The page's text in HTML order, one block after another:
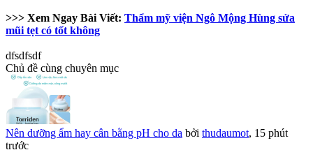
>>> Xem Ngay Bài Viết: Thẩm mỹ viện Ngô Mộng Hùng sửa
mũi tẹt có tốt không
dfsdfsdf
Chủ đề cùng chuyên mục
Nên dưỡng ẩm hay cân bằng pH cho da bởi thudaumot, 15 phút
trước